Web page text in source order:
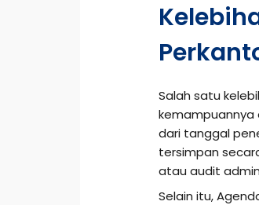
Salah satu
kemampuannya
dari tanggal
tersimpan
atau audit
Selain itu,